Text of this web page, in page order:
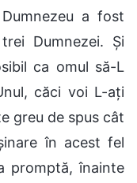
a fost
Dumnezei. Și
ca omul să-L
căci voi L-ați
greu de spus cât
în acest fel
promptă, înainte